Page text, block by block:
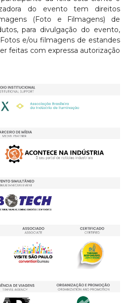
do evento tem direitos
(Foto e Filmagens) de
para divulgação do evento,
e/ou filmagens de estandes
feitas com expressa autorização